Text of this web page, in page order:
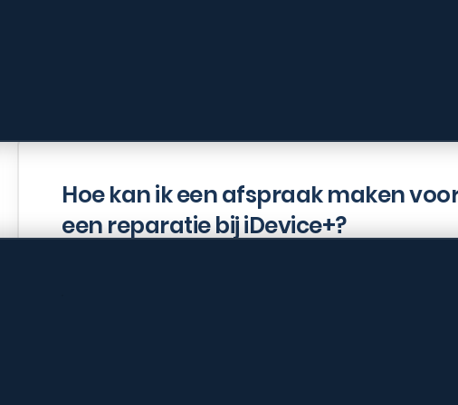
Hoe kan ik een afspraak maken
een reparatie bij iDevice+?